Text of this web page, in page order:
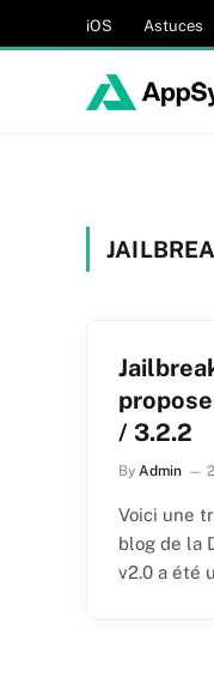
iOS Astuces
/ 3.2.2
By Admin
Voici une
blog de la
v2.0 a été